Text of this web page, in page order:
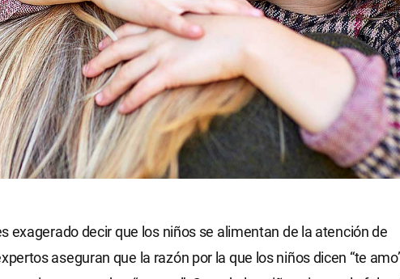
exagerado decir que los niños se alimentan de la atención de
aseguran que la razón por la que los niños dicen “te